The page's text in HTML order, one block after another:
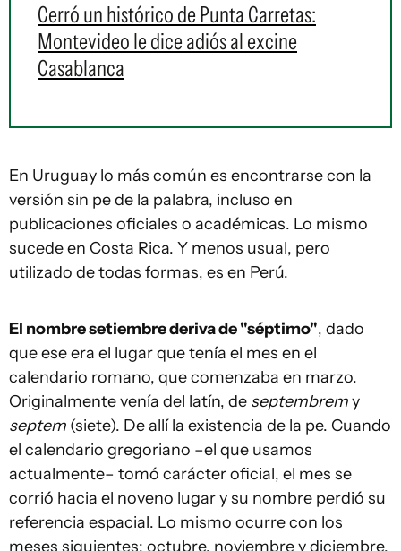
Cerró un histórico de Punta Carretas:
Montevideo le dice adiós al excine
Casablanca
En Uruguay lo más común es encontrarse con la
versión sin pe de la palabra, incluso en
publicaciones oficiales o académicas. Lo mismo
sucede en Costa Rica. Y menos usual, pero
utilizado de todas formas, es en Perú.
El nombre setiembre deriva de "séptimo", dado
que ese era el lugar que tenía el mes en el
calendario romano, que comenzaba en marzo.
Originalmente venía del latín, de septembremy
septem (siete). De allí la existencia de la pe. Cuando
el calendario gregoriano –el que usamos
actualmente– tomó carácter oficial, el mes se
corrió hacia el noveno lugar y su nombre perdió su
referencia espacial. Lo mismo ocurre con los
meses siguientes: octubre, noviembre y diciembre.